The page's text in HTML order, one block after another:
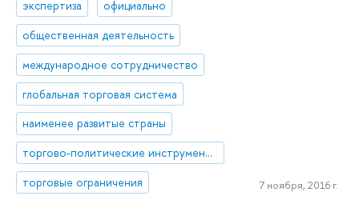
экспертиза
официально
общественная деятельность
международное сотрудничество
глобальная торговая система
наименее развитые страны
торгово-политические инструменты
торговые ограничения
7 ноября, 2016 г.